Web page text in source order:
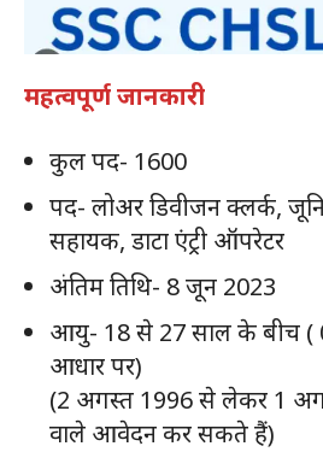
महत्वपूर्ण जानकारी
कुल पद- 1600
पद- लोअर डिवीजन क्लर्क,
सहायक, डाटा एंट्री ऑपरेटर
अंतिम तिथि- 8 जून 2023
आयु- 18 से 27 साल के बीच (
आधार पर)
(2 अगस्त 1996 से लेकर 1
वाले आवेदन कर सकते हैं)